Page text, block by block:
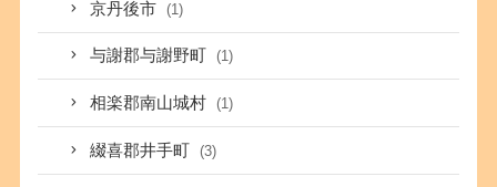
京丹後市 (1)
与謝郡与謝野町 (1)
相楽郡南山城村 (1)
綴喜郡井手町 (3)